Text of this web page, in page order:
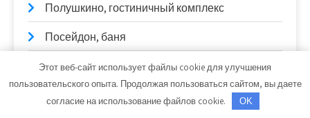
Полушкино, гостиничный комплекс
Посейдон, баня
Посейдон, сауна
Президент-отель, сауна
Этот веб-сайт использует файлы cookie для улучшения
пользовательского опыта. Продолжая пользоваться сайтом, вы даете
согласие на использование файлов cookie.
OK